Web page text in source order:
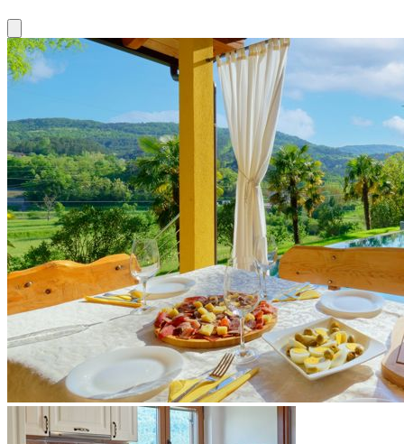
Close modal